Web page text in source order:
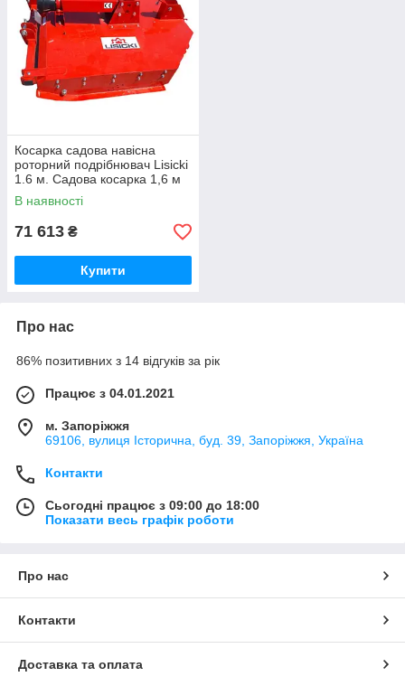
Косарка садова навісна
роторний подрібнювач Lisicki
1.6 м. Садова косарка 1,6 м
польська LS.
В наявності
71 613 ₴
Купити
Про нас
86% позитивних з 14 відгуків за рік
Працює з 04.01.2021
м. Запоріжжя
69106, вулиця Історична, буд. 39, Запоріжжя, Україна
Контакти
Сьогодні працює з 09:00 до 18:00
Показати весь графік роботи
Про нас
Контакти
Доставка та оплата